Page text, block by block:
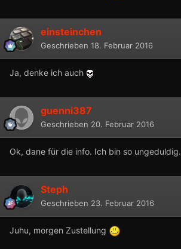
einsteinchen
Geschrieben 18. Februar 2016
Ja, denke ich auch
guenni387
Geschrieben 20. Februar 2016
Ok, dane für die info. Ich bin so ungeduldig.
Steph
Geschrieben 23. Februar 2016
Juhu, morgen Zustellung